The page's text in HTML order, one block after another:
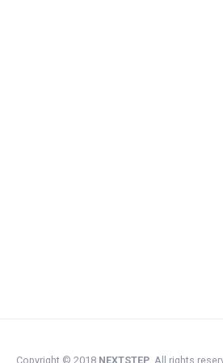
Copyright © 2018 NEXTSTEP . All rights